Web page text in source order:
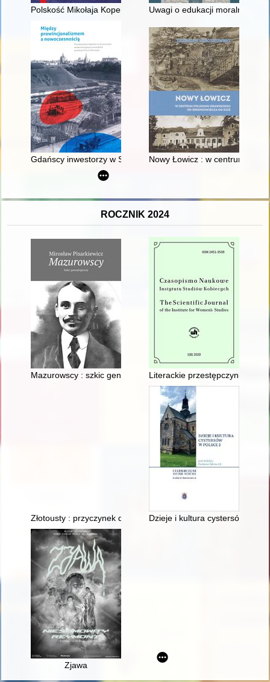
Polskość Mikołaja Kopernika z rodu ŚlązakaUwagi o edukacji moralnej
Gdańscy inwestorzy w Sopocie : prestiż finansowy i
Nowy Łowicz : w centrum
ROCZNIK 2024
Mazurowscy : szkic genealogicznyLiterackie przestępczynie -
Złotousty : przyczynek do życia ks. Franciszka Odrowskiego
Dzieje i kultura cystersów w
Zjawa